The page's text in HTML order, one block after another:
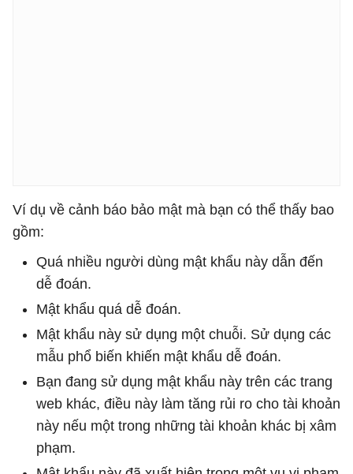
Ví dụ về cảnh báo bảo mật mà bạn có thể thấy bao
gồm:
Quá nhiều người dùng mật khẩu này dẫn đến
dễ đoán.
Mật khẩu quá dễ đoán.
Mật khẩu này sử dụng một chuỗi. Sử dụng các
mẫu phổ biến khiến mật khẩu dễ đoán.
Bạn đang sử dụng mật khẩu này trên các trang
web khác, điều này làm tăng rủi ro cho tài khoản
này nếu một trong những tài khoản khác bị xâm
phạm.